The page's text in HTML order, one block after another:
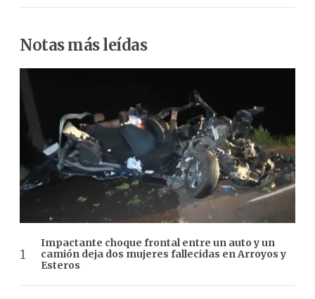
Notas más leídas
Impactante choque frontal entre un auto y un
camión deja dos mujeres fallecidas en Arroyos y
Esteros